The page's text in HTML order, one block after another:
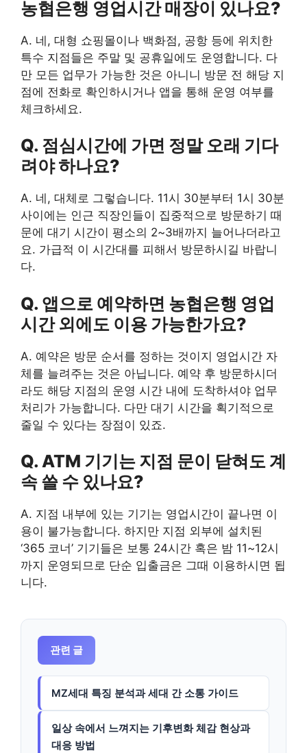
농협은행 영업시간 매장이 있나요?
A. 네, 대형 쇼핑몰이나 백화점, 공항 등에 위치한
특수 지점들은 주말 및 공휴일에도 운영합니다. 다
만 모든 업무가 가능한 것은 아니니 방문 전 해당 지
점에 전화로 확인하시거나 앱을 통해 운영 여부를
체크하세요.
Q. 점심시간에 가면 정말 오래 기다
려야 하나요?
A. 네, 대체로 그렇습니다. 11시 30분부터 1시 30분
사이에는 인근 직장인들이 집중적으로 방문하기 때
문에 대기 시간이 평소의 2~3배까지 늘어나더라고
요. 가급적 이 시간대를 피해서 방문하시길 바랍니
다.
Q. 앱으로 예약하면 농협은행 영업
시간 외에도 이용 가능한가요?
A. 예약은 방문 순서를 정하는 것이지 영업시간 자
체를 늘려주는 것은 아닙니다. 예약 후 방문하시더
라도 해당 지점의 운영 시간 내에 도착하셔야 업무
처리가 가능합니다. 다만 대기 시간을 획기적으로
줄일 수 있다는 장점이 있죠.
Q. ATM 기기는 지점 문이 닫혀도 계
속 쓸 수 있나요?
A. 지점 내부에 있는 기기는 영업시간이 끝나면 이
용이 불가능합니다. 하지만 지점 외부에 설치된
‘365 코너’ 기기들은 보통 24시간 혹은 밤 11~12시
까지 운영되므로 단순 입출금은 그때 이용하시면 됩
니다.
관련 글
MZ세대 특징 분석과 세대 간 소통 가이드
일상 속에서 느껴지는 기후변화 체감 현상과
대응 방법